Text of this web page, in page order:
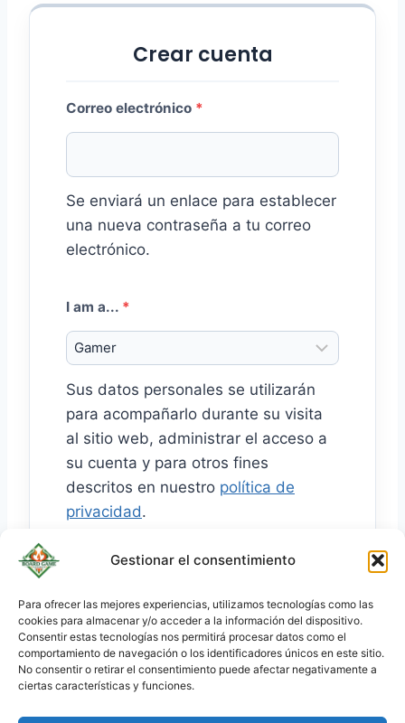
Gestionar el consentimiento
Para ofrecer las mejores experiencias, utilizamos tecnologías como las
cookies para almacenar y/o acceder a la información del dispositivo.
Consentir estas tecnologías nos permitirá procesar datos como el
comportamiento de navegación o los identificadores únicos en este sitio.
No consentir o retirar el consentimiento puede afectar negativamente a
ciertas características y funciones.
o
Crear cuenta
Correo electrónico *
l
i
g
o
r
i
o
Se enviará un enlace para establecer
una nueva contraseña a tu correo
electrónico.
I am a... *
Sus datos personales se utilizarán
para acompañarlo durante su visita
al sitio web, administrar el acceso a
su cuenta y para otros fines
descritos en nuestro política de
privacidad.
Crear cuenta
RU
JA
KO